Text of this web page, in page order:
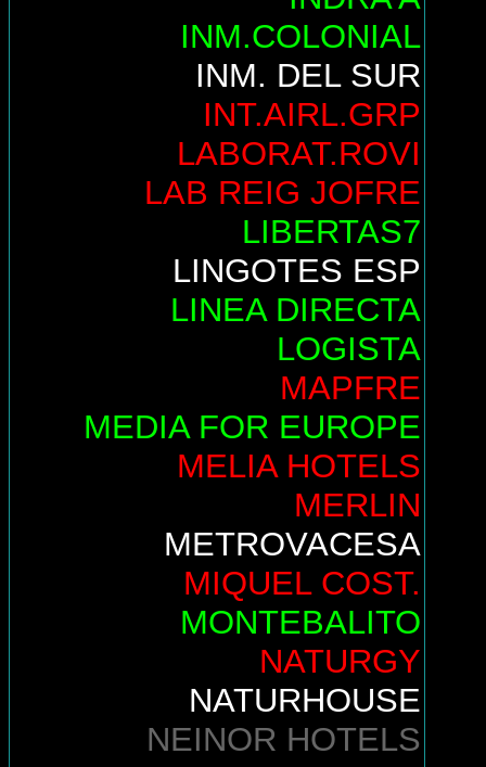
INM.COLONIAL
INM. DEL SUR
INT.AIRL.GRP
LABORAT.ROVI
LAB REIG JOFRE
LIBERTAS7
LINGOTES ESP
LINEA DIRECTA
LOGISTA
MAPFRE
MEDIA FOR EUROPE
MELIA HOTELS
MERLIN
METROVACESA
MIQUEL COST.
MONTEBALITO
NATURGY
NATURHOUSE
NEINOR HOTELS